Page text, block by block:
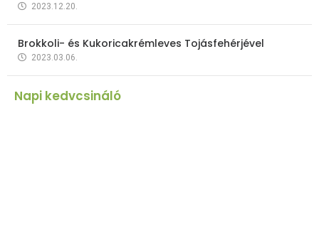
2023.12.20.
Brokkoli- és Kukoricakrémleves Tojásfehérjével
2023.03.06.
Napi kedvcsináló